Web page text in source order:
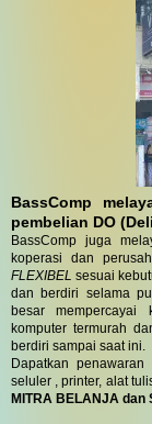
BassComp
pembelian DO
BassComp juga
koperasi dan
FLEXIBEL sesuai
dan berdiri selama
besar mempercayai
komputer termurah
berdiri sampai saat ini.
Dapatkan
seluler , printer, alat
MITRA BELANJA dan